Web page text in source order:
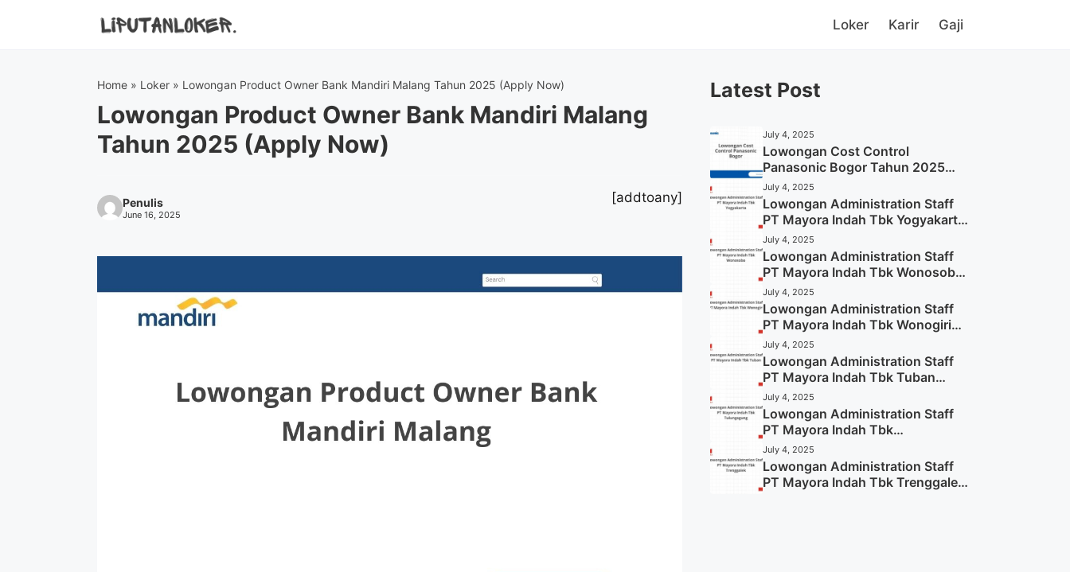
Loker Karir Gaji
Home » Loker » Lowongan Product Owner Bank Mandiri Malang Tahun 2025 (Apply Now)
Lowongan Product Owner Bank Mandiri Malang
Tahun 2025 (Apply Now)
Penulis
June 16, 2025
[addtoany]
Latest Post
July 4, 2025
Lowongan Cost Control
Panasonic Bogor Tahun 2025
(Lamar Sekarang)
July 4, 2025
Lowongan Administration Staff
PT Mayora Indah Tbk Yogyakarta
Tahun 2025
July 4, 2025
Lowongan Administration Staff
PT Mayora Indah Tbk Wonosobo
Tahun 2025 (Lamar Sekarang)
July 4, 2025
Lowongan Administration Staff
PT Mayora Indah Tbk Wonogiri
Tahun 2025 (Apply Now)
July 4, 2025
Lowongan Administration Staff
PT Mayora Indah Tbk Tuban
Tahun 2025 (Resmi)
July 4, 2025
Lowongan Administration Staff
PT Mayora Indah Tbk
Tulungagung Tahun 2025 (Lamar
Sekarang)
July 4, 2025
Lowongan Administration Staff
PT Mayora Indah Tbk Trenggalek